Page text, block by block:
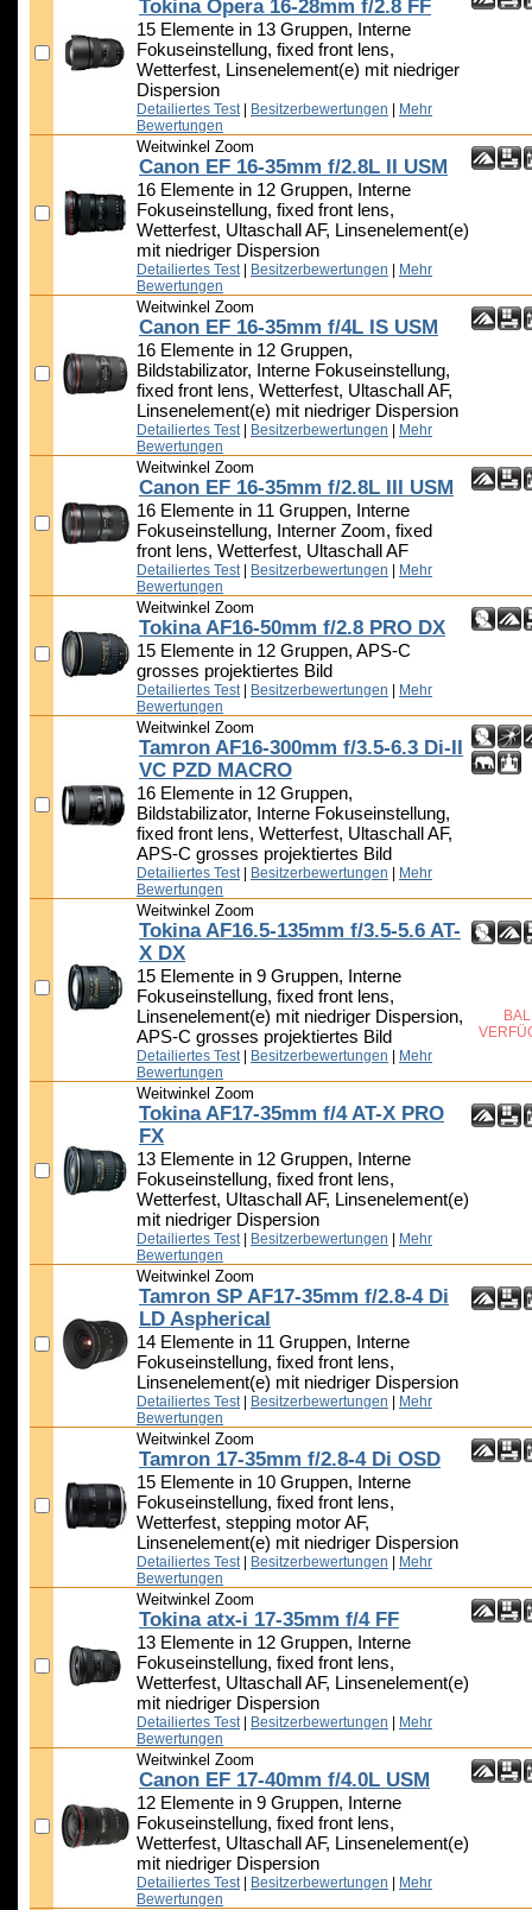
Tokina Opera 16-28mm f/2.8 FF
15 Elemente in 13 Gruppen, Interne
Fokuseinstellung, fixed front lens,
Wetterfest, Linsenelement(e) mit niedriger
Dispersion
Detailiertes Test Besitzerbewertungen
Mehr
Bewertungen
Weitwinkel Zoom
Canon EF 16-35mm f/2.8L II USM
16 Elemente in 12 Gruppen, Interne
Fokuseinstellung, fixed front lens,
Wetterfest, Ultaschall AF, Linsenelement(e)
mit niedriger Dispersion
Detailiertes Test Besitzerbewertungen
Mehr
Bewertungen
Weitwinkel Zoom
Canon EF 16-35mm f/4L IS USM
16 Elemente in 12 Gruppen,
Bildstabilizator, Interne Fokuseinstellung,
fixed front lens, Wetterfest, Ultaschall AF,
Linsenelement(e) mit niedriger Dispersion
Detailiertes Test Besitzerbewertungen
Mehr
Bewertungen
Weitwinkel Zoom
Canon EF 16-35mm f/2.8L III USM
16 Elemente in 11 Gruppen, Interne
Fokuseinstellung, Interner Zoom, fixed
front lens, Wetterfest, Ultaschall AF
Detailiertes Test Besitzerbewertungen
Mehr
Bewertungen
Weitwinkel Zoom
Tokina AF16-50mm f/2.8 PRO DX
15 Elemente in 12 Gruppen, APS-C
grosses projektiertes Bild
Detailiertes Test Besitzerbewertungen
Mehr
Bewertungen
Weitwinkel Zoom
Tamron AF16-300mm f/3.5-6.3 Di-II
VC PZD MACRO
16 Elemente in 12 Gruppen,
Bildstabilizator, Interne Fokuseinstellung,
fixed front lens, Wetterfest, Ultaschall AF,
APS-C grosses projektiertes Bild
Detailiertes Test Besitzerbewertungen
Mehr
Bewertungen
Weitwinkel Zoom
Tokina AF16.5-135mm f/3.5-5.6 AT-
X DX
15 Elemente in 9 Gruppen, Interne
Fokuseinstellung, fixed front lens,
Linsenelement(e) mit niedriger Dispersion,
APS-C grosses projektiertes Bild
Detailiertes Test
Besitzerbewertungen
Mehr
Bewertungen
Weitwinkel Zoom
Tokina AF17-35mm f/4 AT-X PRO
FX
13 Elemente in 12 Gruppen, Interne
Fokuseinstellung, fixed front lens,
Wetterfest, Ultaschall AF, Linsenelement(e)
mit niedriger Dispersion
Detailiertes Test Besitzerbewertungen
Mehr
Bewertungen
Weitwinkel Zoom
Tamron SP AF17-35mm f/2.8-4 Di
LD Aspherical
14 Elemente in 11 Gruppen, Interne
Fokuseinstellung, fixed front lens,
Linsenelement(e) mit niedriger Dispersion
Detailiertes Test Besitzerbewertungen
Mehr
Bewertungen
Weitwinkel Zoom
Tamron 17-35mm f/2.8-4 Di OSD
15 Elemente in 10 Gruppen, Interne
Fokuseinstellung, fixed front lens,
Wetterfest, stepping motor AF,
Linsenelement(e) mit niedriger Dispersion
Detailiertes Test Besitzerbewertungen
Mehr
Bewertungen
Weitwinkel Zoom
Tokina atx-i 17-35mm f/4 FF
13 Elemente in 12 Gruppen, Interne
Fokuseinstellung, fixed front lens,
Wetterfest, Ultaschall AF, Linsenelement(e)
mit niedriger Dispersion
Detailiertes Test Besitzerbewertungen
Mehr
Bewertungen
Weitwinkel Zoom
Canon EF 17-40mm f/4.0L USM
12 Elemente in 9 Gruppen, Interne
Fokuseinstellung, fixed front lens,
Wetterfest, Ultaschall AF, Linsenelement(e)
mit niedriger Dispersion
Detailiertes Test Besitzerbewertungen
Mehr
Bewertungen